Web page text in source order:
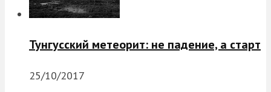
Тунгусский метеорит: не падение, а старт
25/10/2017